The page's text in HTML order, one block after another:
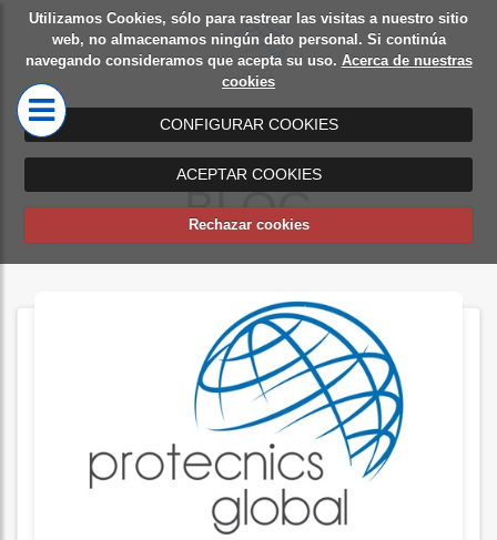
Utilizamos Cookies, sólo para rastrear las visitas a nuestro sitio
web, no almacenamos ningún dato personal. Si continúa
navegando consideramos que acepta su uso. Acerca de nuestras
cookies
CONFIGURAR COOKIES
ACEPTAR COOKIES
Rechazar cookies
Diseño
de
oficinas
Mamparas
de oficina
BLOG